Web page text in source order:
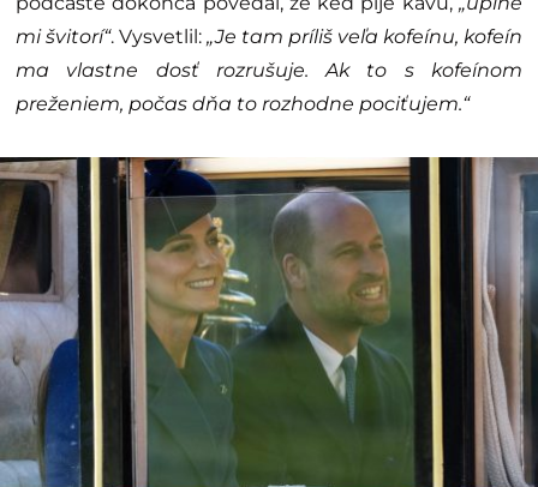
mi švitorí“. Vysvetlil: „Je tam príliš veľa kofeínu, kofeín
ma vlastne dosť rozrušuje. Ak to s kofeínom
preženiem, počas dňa to rozhodne pociťujem.“